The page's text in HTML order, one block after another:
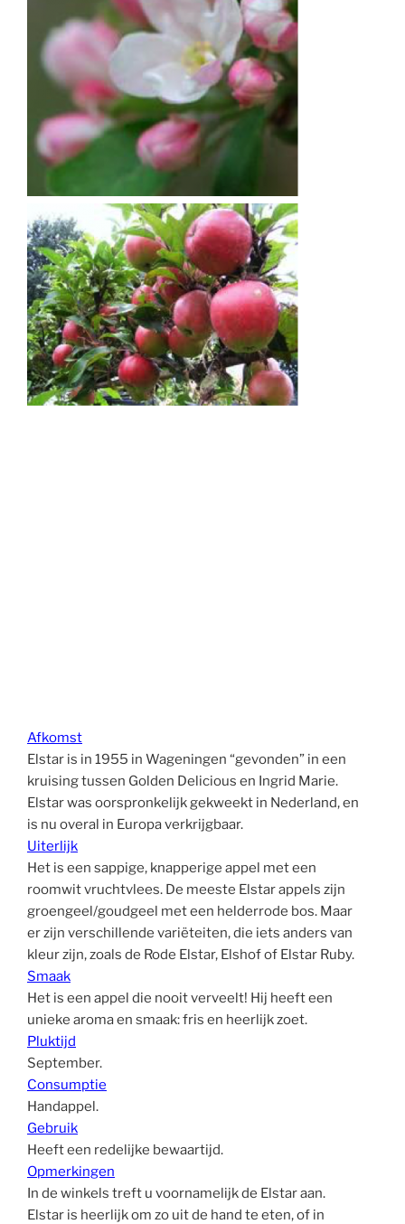
Afkomst
Elstar is in 1955 in Wageningen “gevonden” in een
kruising tussen Golden Delicious en Ingrid Marie.
Elstar was oorspronkelijk gekweekt in Nederland, en
is nu overal in Europa verkrijgbaar.
Uiterlijk
Het is een sappige, knapperige appel met een
roomwit vruchtvlees. De meeste Elstar appels zijn
groengeel/goudgeel met een helderrode bos. Maar
er zijn verschillende variëteiten, die iets anders van
kleur zijn, zoals de Rode Elstar, Elshof of Elstar Ruby.
Smaak
Het is een appel die nooit verveelt! Hij heeft een
unieke aroma en smaak: fris en heerlijk zoet.
Pluktijd
September.
Consumptie
Handappel.
Gebruik
Heeft een redelijke bewaartijd.
Opmerkingen
In de winkels treft u voornamelijk de Elstar aan.
Elstar is heerlijk om zo uit de hand te eten, of in